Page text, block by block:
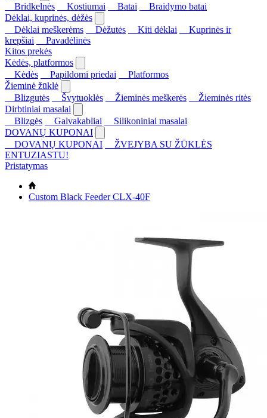
Bridkelnės
Kostiumai Batai
Braidymo batai
Dėklai, kuprinės, dėžės
Dėklai meškerėms
Dėžutės Kiti dėklai
Kuprinės ir
krepšiai
Pavadėlinės
Kitos prekės
Kėdės, platformos
Kėdės
Papildomi priedai
Platformos
Žieminė žūklė
Blizgutės
Švytuoklės Žieminės meškerės
Žieminės ritės
Dirbtiniai masalai
Blizgės
Galvakabliai
Silikoniniai masalai
DOVANŲ KUPONAI
DOVANŲ KUPONAI
ŽVEJYBA SU ŽŪKLĖS
ENTUZIASTU!
Pristatymas
Custom Black Feeder CLX-40F